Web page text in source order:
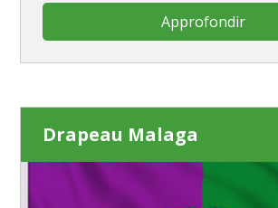
Approfondir
Drapeau Malaga